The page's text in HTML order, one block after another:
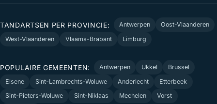
TANDARTSEN PER PROVINCIE: Antwerpen
Oost-Vlaanderen
West-Vlaanderen
Vlaams-Brabant Limburg
POPULAIRE GEMEENTEN: Antwerpen Ukkel
Brussel
Elsene
Sint-Lambrechts-Woluwe Anderlecht
Etterbeek
Sint-Pieters-Woluwe
Sint-Niklaas Mechelen Vorst